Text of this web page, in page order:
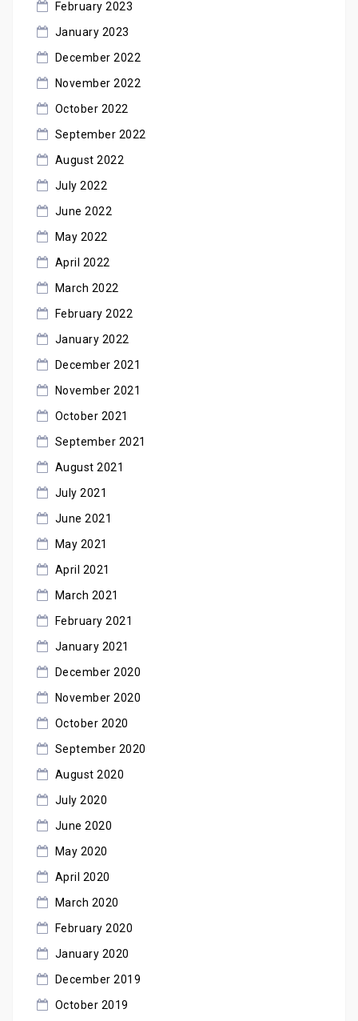
February 2023
January 2023
December 2022
November 2022
October 2022
September 2022
August 2022
July 2022
June 2022
May 2022
April 2022
March 2022
February 2022
January 2022
December 2021
November 2021
October 2021
September 2021
August 2021
July 2021
June 2021
May 2021
April 2021
March 2021
February 2021
January 2021
December 2020
November 2020
October 2020
September 2020
August 2020
July 2020
June 2020
May 2020
April 2020
March 2020
February 2020
January 2020
December 2019
October 2019